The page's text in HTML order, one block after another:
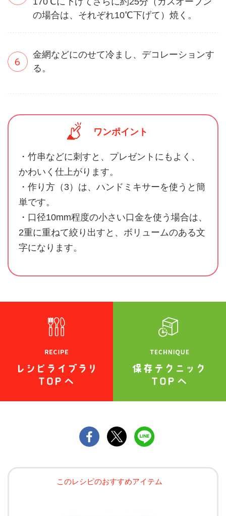
の場合は、それぞれ10℃下げて）焼く。
金網などにのせて冷まし、デコレーションす
る。
ワンポイント
・竹串などに刺すと、プレゼントにもよく、
かわいく仕上がります。
・作り方（3）は、ハンドミキサーを使うと簡
単です。
・口径10mm程度の小さい口金を使う場合は、
2重に重ねて絞り出すと、ボリュームのある文
字になります。
このレシピのおすすめアイテム